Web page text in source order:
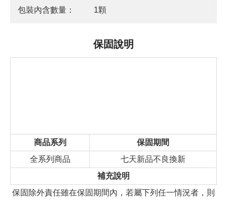
包裝內含數量： 1顆
保固說明
商品系列
保固期間
全系列商品
七天新品不良換新
補充說明
保固除外責任雖在保固期間內，若屬下列任一情況者，則